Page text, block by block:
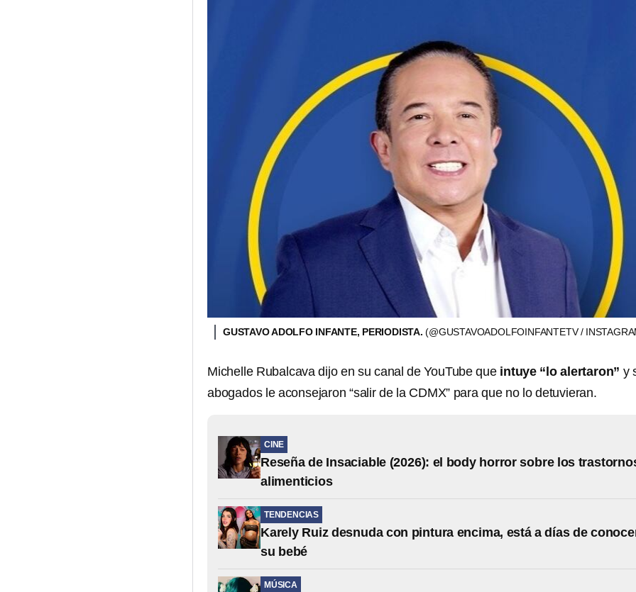
GUSTAVO ADOLFO INFANTE, PERIODISTA.(@GUSTAVOADOLFOINFANTETV /
Michelle Rubalcava dijo en su canal de YouTube que intuye “lo alertaron” y
abogados le aconsejaron “salir de la CDMX” para que no lo detuvieran.
CINE
Reseña de Insaciable (2026): el body horror sobre los
alimenticios
TENDENCIAS
Karely Ruiz desnuda con pintura encima, está a días de
su bebé
MÚSICA